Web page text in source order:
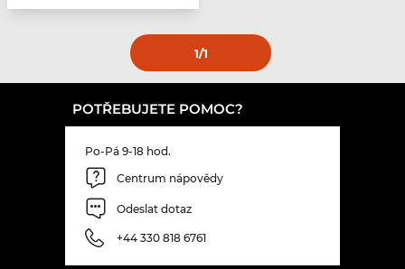
1/1
POTŘEBUJETE POMOC?
Po-Pá 9-18 hod.
Centrum nápovědy
Odeslat dotaz
+44 330 818 6761